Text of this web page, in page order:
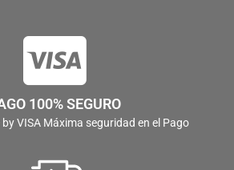
100% SEGURO
by VISA Máxima seguridad en el Pago